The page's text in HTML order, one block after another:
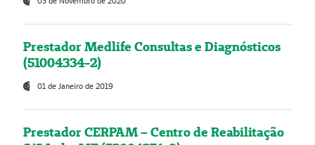
Prestador Medlife Consultas e Diagnósticos
(51004334-2)
01 de Janeiro de 2019
Prestador CERPAM – Centro de Reabilitação